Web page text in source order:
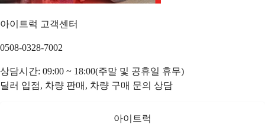
아이트럭 고객센터
0508-0328-7002
상담시간: 09:00 ~ 18:00(주말 및 공휴일 휴무)
딜러 입점, 차량 판매, 차량 구매 문의 상담
아이트럭